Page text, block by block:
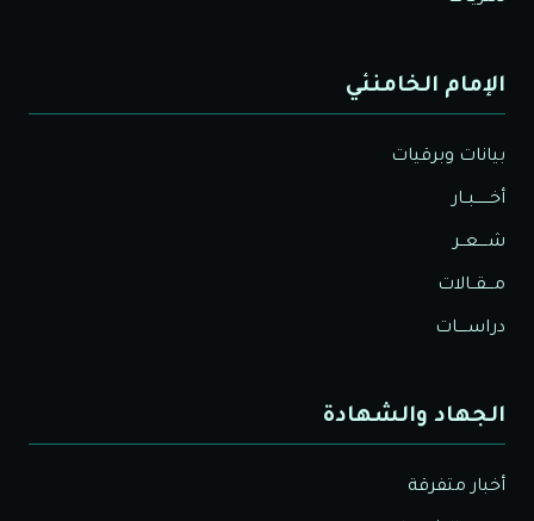
الإمام الخامنئي
بيانات وبرقيات
أخــــــبــار
شــــعــر
مـــقــالات
دراســــات
الجهاد والشهادة
أخبار متفرقة